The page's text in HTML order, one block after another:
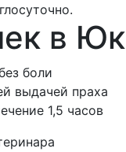
в
боли
выдачей праха
1,5 часов